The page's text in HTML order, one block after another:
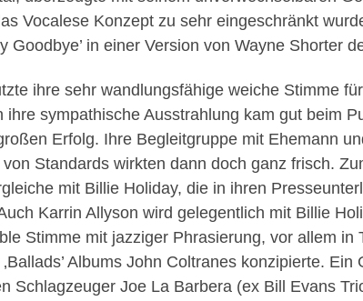
Vocalese Konzept zu sehr eingeschränkt
Goodbye’ in einer Version von Wayne Shorter
ihre sehr wandlungsfähige weiche Stimme
sympathische Ausstrahlung kam gut beim
Erfolg. Ihre Begleitgruppe mit Ehemann
Standards wirkten dann doch ganz frisch.
mit Billie Holiday, die in ihren
Karrin Allyson wird gelegentlich mit Billie
Stimme mit jazziger Phrasierung, vor allem in
Albums John Coltranes konzipierte.
Schlagzeuger Joe La Barbera (ex Bill Evans